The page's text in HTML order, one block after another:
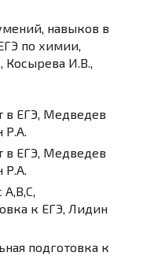
навыков в
по химии,
Косырева И.В.,
в ЕГЭ, Медведев
Р.А.
в ЕГЭ, Медведев
Р.А.
к ЕГЭ, Лидин
подготовка к